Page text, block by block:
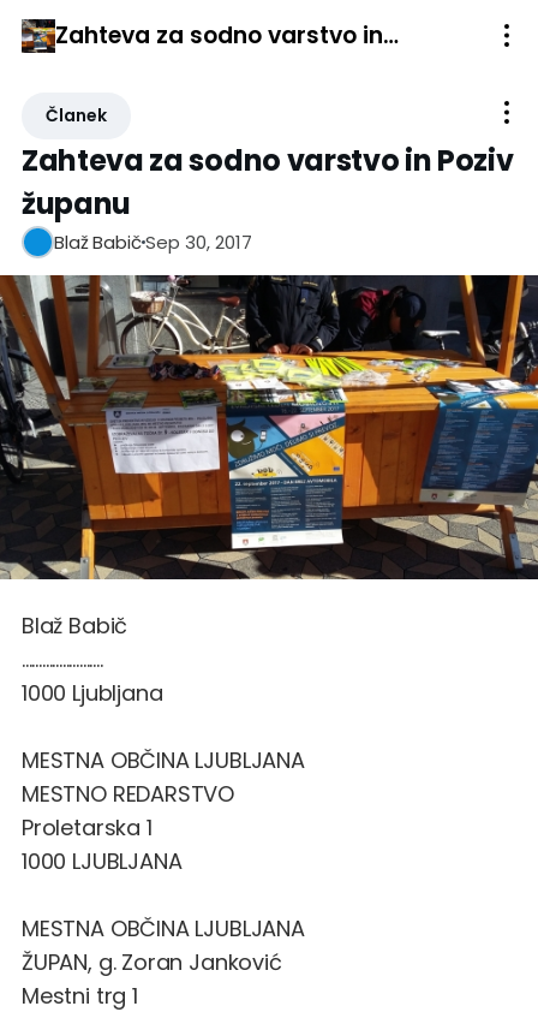
Zahteva za sodno varstvo in Poziv županu
Članek
Zahteva za sodno varstvo in Poziv
županu
Blaž BabičSep 30, 2017
Blaž Babič
........................
1000 Ljubljana
MESTNA OBČINA LJUBLJANA
MESTNO REDARSTVO
Proletarska 1
1000 LJUBLJANA
MESTNA OBČINA LJUBLJANA
ŽUPAN, g. Zoran Janković
Mestni trg 1